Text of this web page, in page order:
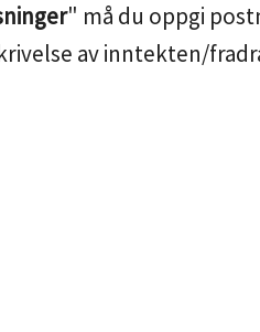
" må du oppgi
av inntekten/